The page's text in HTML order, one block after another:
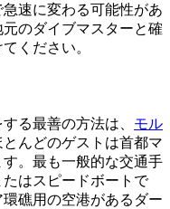
速に変わる可能性があ
のダイブマスターと確
ください。
る最善の方法は、 モル
んどのゲストは首都マ
。最も一般的な交通手
はスピードボートで
礁用の空港があるダー